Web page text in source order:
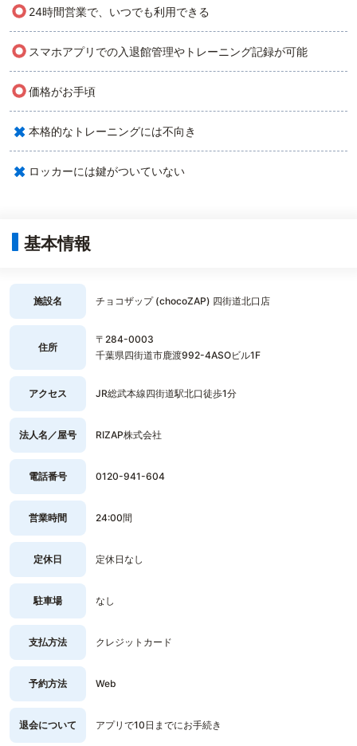
○ 24時間営業で、いつでも利用できる
○ スマホアプリでの入退館管理やトレーニング記録が可能
○価格がお手頃
× 本格的なトレーニングには不向き
× ロッカーには鍵がついていない
基本情報
施設名 チョコザップ (chocoZAP) 四街道北口店
住所
〒284-0003
千葉県四街道市鹿渡992-4ASOビル1F
アクセス JR総武本線四街道駅北口徒歩1分
法人名／屋号 RIZAP株式会社
電話番号 0120-941-604
営業時間 24:00間
定休日 定休日なし
駐車場 なし
支払方法 クレジットカード
予約方法 Web
退会について アプリで10日までにお手続き